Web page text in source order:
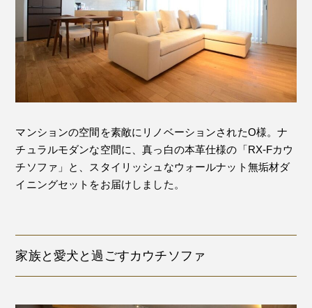
マンションの空間を素敵にリノベーションされたO様。ナ
チュラルモダンな空間に、真っ白の本革仕様の「RX-Fカウ
チソファ」と、スタイリッシュなウォールナット無垢材ダ
イニングセットをお届けしました。
家族と愛犬と過ごすカウチソファ